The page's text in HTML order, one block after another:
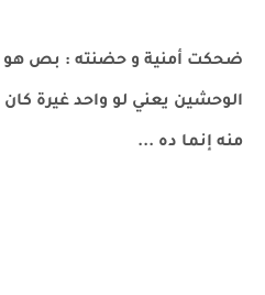
ضحكت أمنية و حضنته : بص هو
الوحشين يعني لو واحد غيرة
منه إنما ده ...